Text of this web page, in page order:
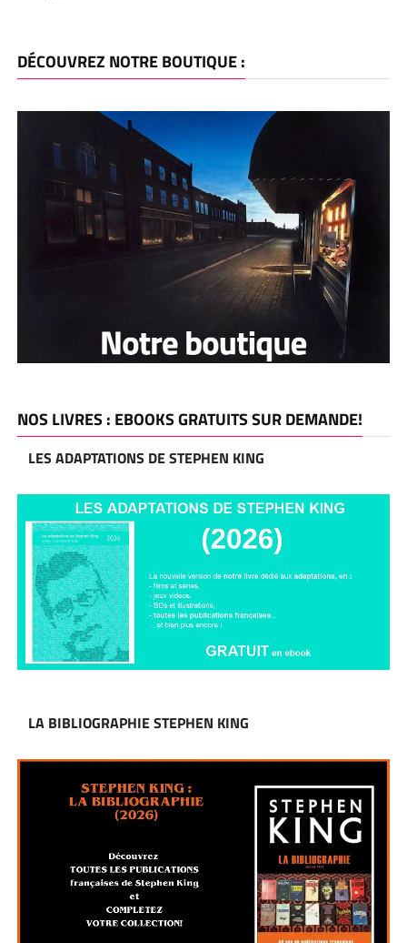
DÉCOUVREZ NOTRE BOUTIQUE :
NOS LIVRES : EBOOKS GRATUITS SUR DEMANDE!
LES ADAPTATIONS DE STEPHEN KING
LA BIBLIOGRAPHIE STEPHEN KING